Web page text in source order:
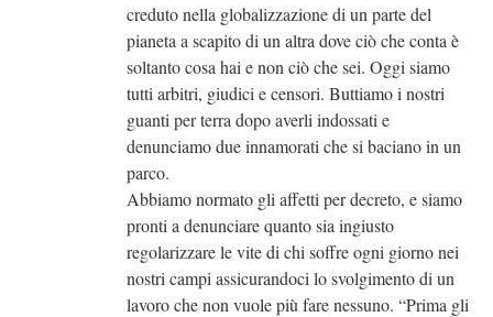
creduto nella globalizzazione di un parte del
pianeta a scapito di un altra dove ciò che conta è
soltanto cosa hai e non ciò che sei. Oggi siamo
tutti arbitri, giudici e censori. Buttiamo i nostri
guanti per terra dopo averli indossati e
denunciamo due innamorati che si baciano in un
parco.
Abbiamo normato gli affetti per decreto, e siamo
pronti a denunciare quanto sia ingiusto
regolarizzare le vite di chi soffre ogni giorno nei
nostri campi assicurandoci lo svolgimento di un
lavoro che non vuole più fare nessuno. “Prima gli